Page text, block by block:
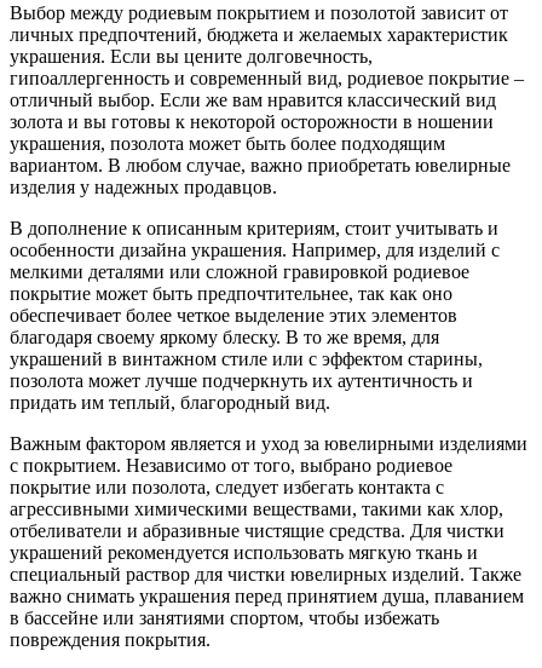
Выбор между родиевым покрытием и позолотой зависит от
личных предпочтений, бюджета и желаемых характеристик
украшения. Если вы цените долговечность,
гипоаллергенность и современный вид, родиевое покрытие –
отличный выбор. Если же вам нравится классический вид
золота и вы готовы к некоторой осторожности в ношении
украшения, позолота может быть более подходящим
вариантом. В любом случае, важно приобретать ювелирные
изделия у надежных продавцов.
В дополнение к описанным критериям, стоит учитывать и
особенности дизайна украшения. Например, для изделий с
мелкими деталями или сложной гравировкой родиевое
покрытие может быть предпочтительнее, так как оно
обеспечивает более четкое выделение этих элементов
благодаря своему яркому блеску. В то же время, для
украшений в винтажном стиле или с эффектом старины,
позолота может лучше подчеркнуть их аутентичность и
придать им теплый, благородный вид.
Важным фактором является и уход за ювелирными изделиями
с покрытием. Независимо от того, выбрано родиевое
покрытие или позолота, следует избегать контакта с
агрессивными химическими веществами, такими как хлор,
отбеливатели и абразивные чистящие средства. Для чистки
украшений рекомендуется использовать мягкую ткань и
специальный раствор для чистки ювелирных изделий. Также
важно снимать украшения перед принятием душа, плаванием
в бассейне или занятиями спортом, чтобы избежать
повреждения покрытия.